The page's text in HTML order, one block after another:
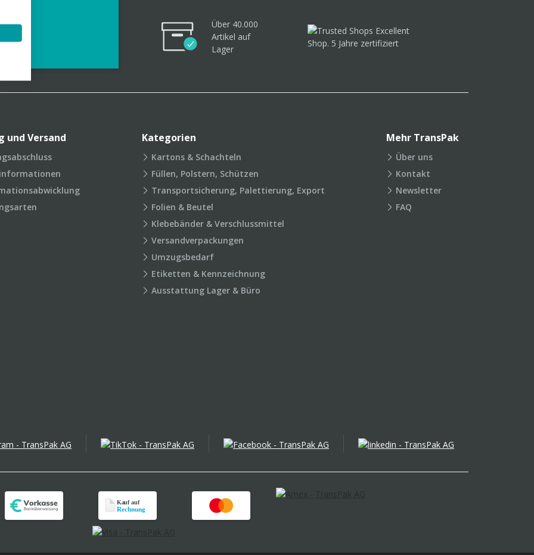
Über 40.000
Artikel auf
Lager
und Versand Kategorien
Kartons & Schachteln
Füllen, Polstern, Schützen
Transportsicherung, Palettierung, Export
Folien & Beutel
Klebebänder & Verschlussmittel
Versandverpackungen
Umzugsbedarf
Etiketten & Kennzeichnung
Ausstattung Lager & Büro
Mehr TransPak
Über uns
Kontakt
Newsletter
FAQ